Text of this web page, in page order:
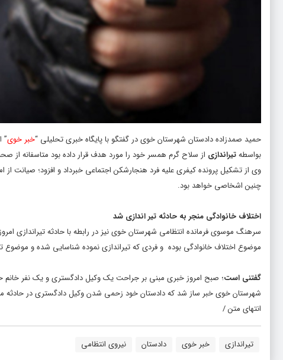
حمید صمدزاده دادستان شهرستان خوی در گفتگو با پایگاه خبری تحلیلی “خبر خوی”
بواسطهتیراندازی از سلاح گرم همسر خود را مورد هدف قرار داده بود متاسفانه از
وی از تشکیل پرونده کیفری علیه فرد هنجارشکن اجتماعی خبرداد و افزود؛ صیانت
چنین اشخاصی خواهد بود.
اختلاف خانوادگی منجر به حادثه تیر اندازی شد
سرهنگ موسوی فرمانده انتظامی شهرستان خوی نیز در رابطه با حادثه تیراندازی
موضوع اختلاف خانوادگی بوده و فردی که تیراندازی نموده شناسایی شده و
گفتنی است؛ صبح امروز خبری مبنی بر جراحت یک وکیل دادگستری و یک نفر خانم
شهرستان خوی خبر ساز شد که دادستان خود زحمی شدن وکیل دادگستری در حادثه
انتهای متن /
تیراندازی خبر خوی دادستان نیروی انتظامی